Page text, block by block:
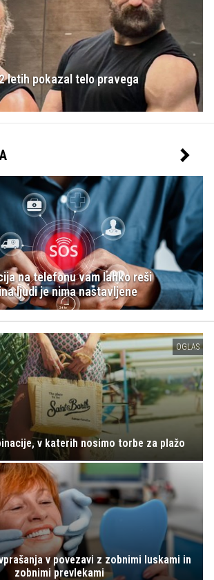
letih pokazal telo pravega
na telefonu vam lahko reši
ljudi je nima nastavljene
OGLAS
v katerih nosimo torbe za plažo
v povezavi z zobnimi luskami in
zobnimi prevlekami